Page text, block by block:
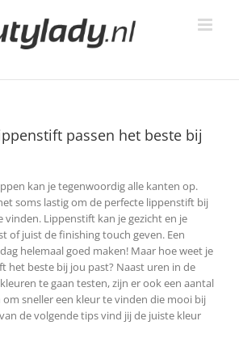
passen het beste bij
kan je tegenwoordig alle kanten op.
soms lastig om de perfecte lippenstift bij
vinden. Lippenstift kan je gezicht en je
of juist de finishing touch geven. Een
helemaal goed maken! Maar hoe weet je
het beste bij jou past? Naast uren in de
te gaan testen, zijn er ook een aantal
sneller een kleur te vinden die mooi bij
de volgende tips vind jij de juiste kleur